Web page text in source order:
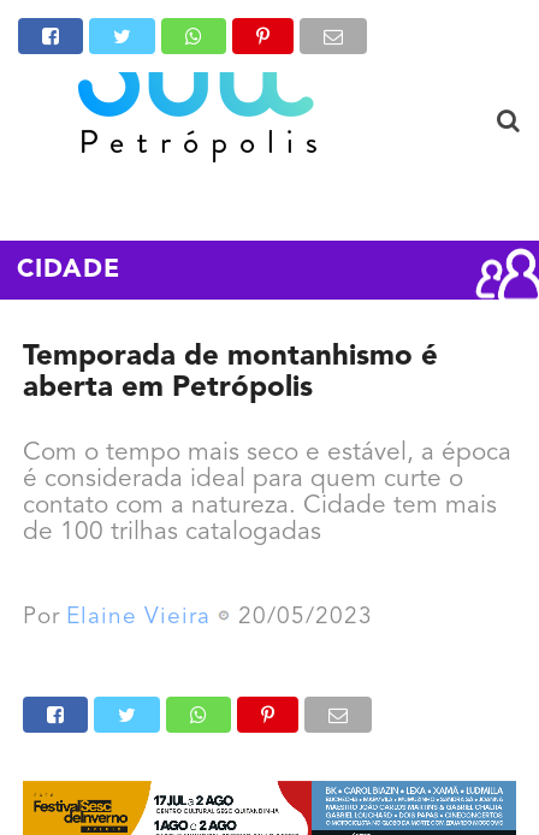
CIDADE
Temporada de montanhismo é
aberta em Petrópolis
Com o tempo mais seco e estável, a época
é considerada ideal para quem curte o
contato com a natureza. Cidade tem mais
de 100 trilhas catalogadas
Por Elaine Vieira 20/05/2023